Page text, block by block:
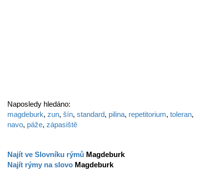
Naposledy hledáno:
magdeburk, zun, šín, standard, pilina, repetitorium, toleran,
navo, páže, zápasiště
Najít ve Slovníku rýmů Magdeburk
Najít rýmy na slovo Magdeburk